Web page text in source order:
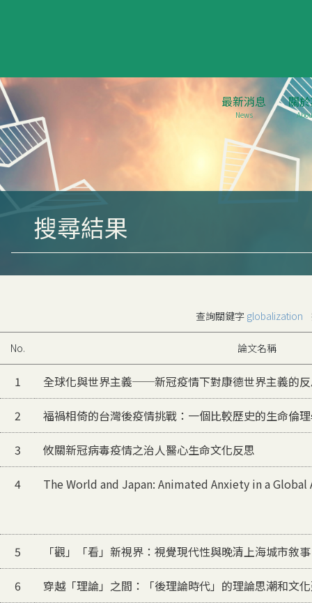
最新消息
News
關
搜尋結果
查詢關鍵字 globalization
No. 論文名稱
1 全球化與世界主義──新冠疫情下對康德世界主義的
2 福禍相倚的台灣後疫情挑戰：一個比較歷史的生命倫
3 攸關新冠病毒疫情之治人醫心生命文化反思
4 The World and Japan: Animated Anxiety in a Global
5 「觀」「看」新視界：視覺現代性與晚清上海城市敘事
6 穿越「理論」之間：「後理論時代」的理論思潮和文